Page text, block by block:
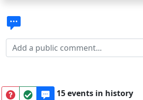
15 events in history